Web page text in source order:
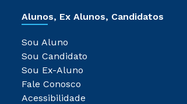
Alunos, Ex Alunos, Candidatos
Sou Aluno
Sou Candidato
Sou Ex-Aluno
Fale Conosco
Acessibilidade